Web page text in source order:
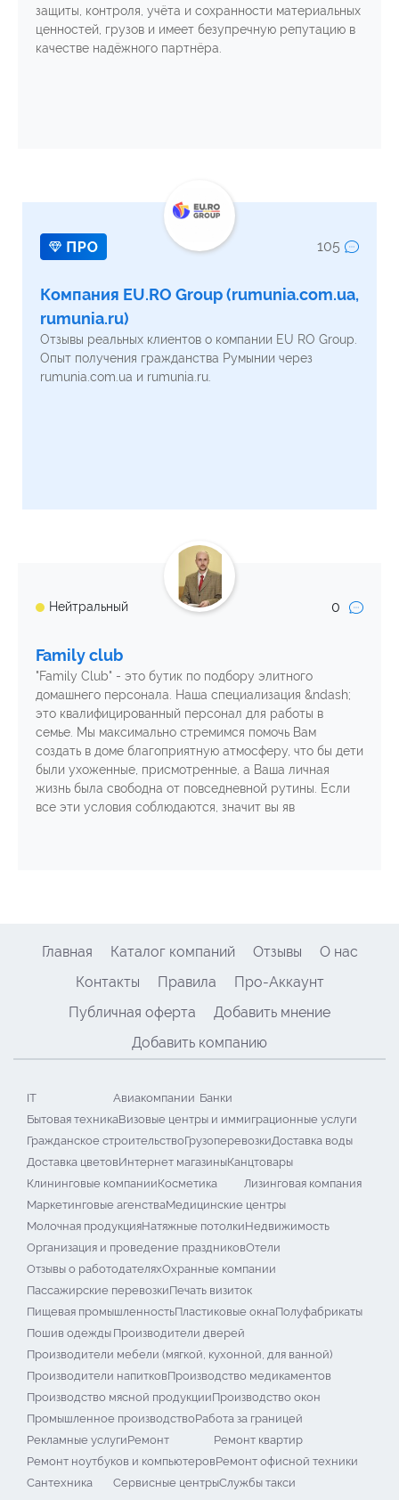
защиты, контроля, учёта и сохранности материальных
ценностей, грузов и имеет безупречную репутацию в
качестве надёжного партнёра.
105
Компания EU.RO Group (rumunia.com.ua,
rumunia.ru)
Отзывы реальных клиентов о компании EU RO Group.
Опыт получения гражданства Румынии через
rumunia.com.ua и rumunia.ru.
Нейтральный 0
Family club
"Family Club" - это бутик по подбору элитного
домашнего персонала. Наша специализация &ndash;
это квалифицированный персонал для работы в
семье. Мы максимально стремимся помочь Вам
создать в доме благоприятную атмосферу, что бы дети
были ухоженные, присмотренные, а Ваша личная
жизнь была свободна от повседневной рутины. Если
все эти условия соблюдаются, значит вы яв
Главная Каталог компаний Отзывы
О нас
Контакты
Правила
Про-Аккаунт
Публичная оферта
Добавить мнение
Добавить компанию
IT Авиакомпании Банки
Бытовая техникаВизовые центры и иммиграционные услуги
Гражданское строительствоГрузоперевозкиДоставка воды
Доставка цветовИнтернет магазиныКанцтовары
Клининговые компанииКосметика
Лизинговая компания
Маркетинговые агенстваМедицинские центры
Молочная продукцияНатяжные потолкиНедвижимость
Организация и проведение праздниковОтели
Отзывы о работодателяхОхранные компании
Пассажирские перевозкиПечать визиток
Пищевая промышленностьПластиковые окнаПолуфабрикаты
Пошив одежды Производители дверей
Производители мебели (мягкой, кухонной, для ванной)
Производители напитковПроизводство медикаментов
Производство мясной продукцииПроизводство окон
Промышленное производствоРабота за границей
Рекламные услугиРемонт
Ремонт квартир
Ремонт ноутбуков и компьютеровРемонт офисной техники
Сантехника
Сервисные центрыСлужбы такси